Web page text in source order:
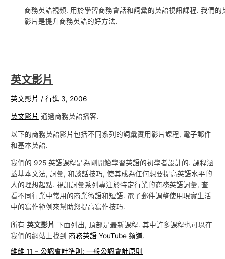
商務英語視頻. 用於學習商務會話和詞彙的英語視訊課程. 我們的
影片是提升商務英語的好方法.
英文影片
英文影片 /行進 3, 2006
英文影片 通過商務英語播客.
以下的商務英語影片包括不同系列的詞彙實用影片課程, 電子郵件
和基本英語.
我們的 925 英語課程是為剛開始學習英語的初學者設計的. 課程涵
蓋基本文法, 詞彙, 和談話技巧, 使其成為任何想要提高英語水平的
人的理想起點. 視訊詞彙系列專注於特定行業的商務英語詞彙, 查
看不同行業中常用的商業術語和短語. 電子郵件調整使用現實生活
中的寫作範例來幫助您提高寫作技巧.
所有英文影片 下面列出, 頂部是最新課程. 其中許多課程也可以在
我們的網站上找到商務英語 YouTube 頻道.
維維 11 – 公認會計準則: 一般公認會計原則